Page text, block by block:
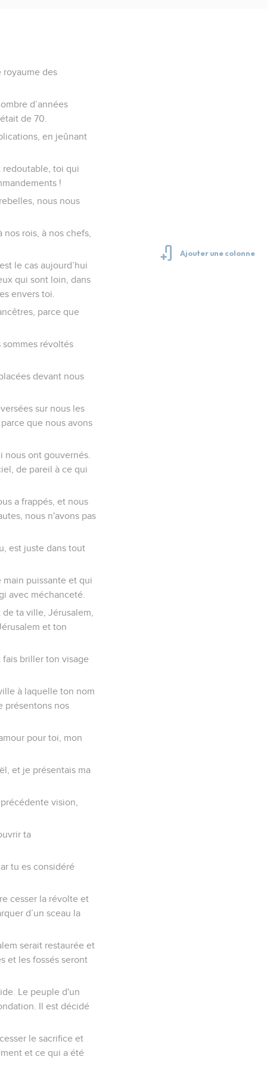
royaume des
d’années
de 70.
en jeûnant
redoutable, toi qui
!
nous nous
rois, à nos chefs,
le cas aujourd’hui
qui sont loin, dans
envers toi.
parce que
sommes révoltés
devant nous
sur nous les
que nous avons
nous ont gouvernés.
de pareil à ce qui
a frappés, et nous
nous n'avons pas
est juste dans tout
main puissante et qui
avec méchanceté.
ta ville, Jérusalem,
et ton
briller ton visage
à laquelle ton nom
présentons nos
pour toi, mon
et je présentais ma
vision,
ta
tu es considéré
cesser la révolte et
d’un sceau la
serait restaurée et
et les fossés seront
Le peuple d'un
Il est décidé
le sacrifice et
et ce qui a été